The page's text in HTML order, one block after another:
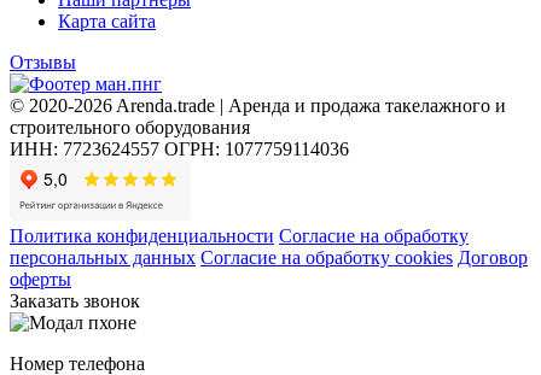
Карта сайта
Отзывы
© 2020-2026 Arenda.trade | Аренда и продажа такелажного и
строительного оборудования
ИНН: 7723624557 ОГРН: 1077759114036
Политика конфиденциальности Согласие на обработку
персональных данных Согласие на обработку cookies Договор
оферты
Заказать звонок
Номер телефона